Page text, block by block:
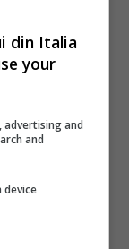
din Italia
your
advertising and
and
device